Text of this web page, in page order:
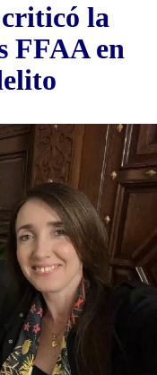
la
FFAA en